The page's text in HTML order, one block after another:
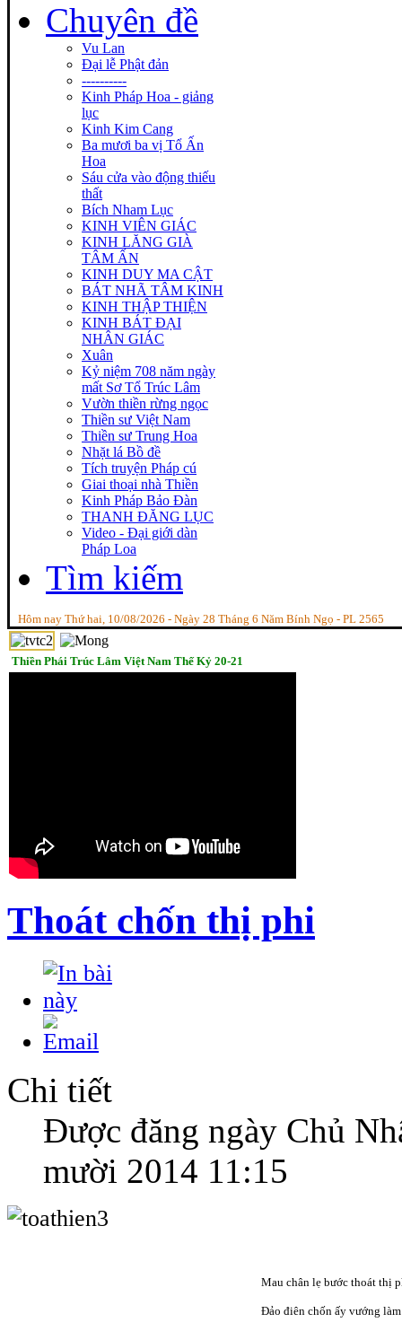
Chuyên đề
Vu Lan
Đại lễ Phật đản
----------
Kinh Pháp Hoa - giảng
lục
Kinh Kim Cang
Ba mươi ba vị Tổ Ấn
Hoa
Sáu cửa vào động thiếu
thất
Bích Nham Lục
KINH VIÊN GIÁC
KINH LĂNG GIÀ
TÂM ẤN
KINH DUY MA CẬT
BÁT NHÃ TÂM KINH
KINH THẬP THIỆN
KINH BÁT ĐẠI
NHÂN GIÁC
Xuân
Kỷ niệm 708 năm ngày
mất Sơ Tổ Trúc Lâm
Vườn thiền rừng ngọc
Thiền sư Việt Nam
Thiền sư Trung Hoa
Nhặt lá Bồ đề
Tích truyện Pháp cú
Giai thoại nhà Thiền
Kinh Pháp Bảo Đàn
THANH ĐĂNG LỤC
Video - Đại giới dàn
Pháp Loa
Tìm kiếm
Hôm nay Thứ hai, 10/08/2026 - Ngày 28 Tháng 6 Năm Bính Ngọ - PL 2565
Thiền Phái Trúc Lâm Việt Nam Thế Kỷ 20-21
Thoát chốn thị phi
Chi tiết
Được đăng ngày Chủ
mười 2014 11:15
Mau chân lẹ bước thoát thị
Đảo điên chốn ấy vướng